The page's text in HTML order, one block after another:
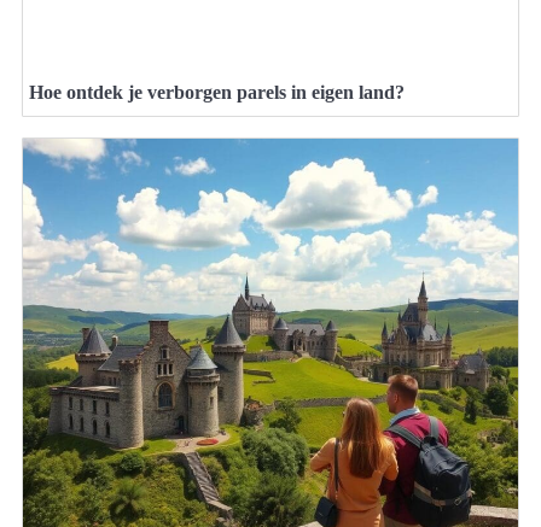
Hoe ontdek je verborgen parels in eigen land?